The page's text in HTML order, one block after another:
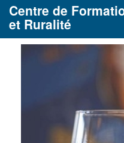
Centre de
et Ruralité